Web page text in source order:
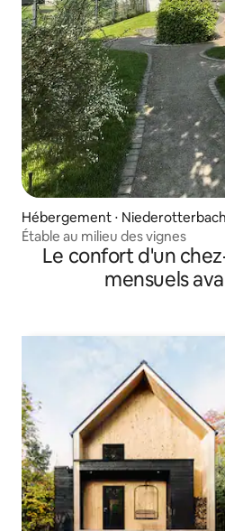
Hébergement ⋅ Niederotterbach
Étable au milieu des vignes
Le confort d'un
mensuels